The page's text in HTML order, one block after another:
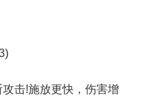
击!施放更快，伤害增